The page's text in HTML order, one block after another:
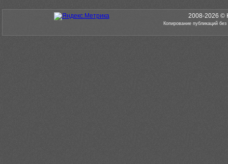
2008-2026 ©
Копирование публикаций